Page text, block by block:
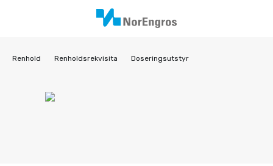
Renhold Renholdsrekvisita Doseringsutstyr